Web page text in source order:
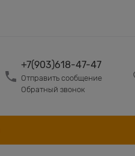
+7(903)618-47-47
Отправить сообщение
Обратный звонок